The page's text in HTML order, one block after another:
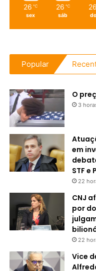
26 ℃
sex
26 ℃
sáb
26
Popular
O
3
em
STF e
22
CNJ
por
22
Vice